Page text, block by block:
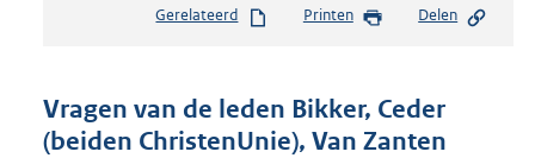
s
n
d
s
Gerelateerd Printen Delen
Vragen van de leden Bikker, Ceder
(beiden ChristenUnie), Van Zanten